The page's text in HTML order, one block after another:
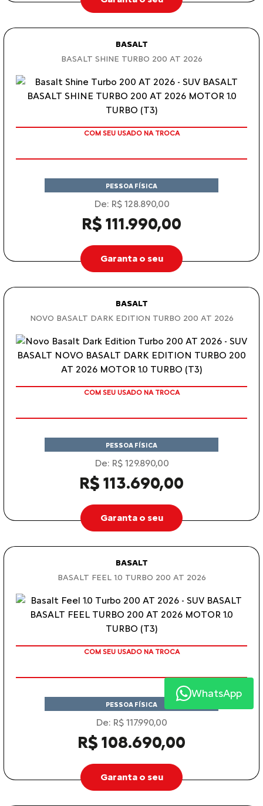
BASALT
BASALT SHINE TURBO 200 AT 2026
COM SEU USADO NA TROCA
PESSOA FÍSICA
De: R$ 128.890,00
R$ 111.990,00
Garanta o seu
BASALT
NOVO BASALT DARK EDITION TURBO 200 AT 2026
COM SEU USADO NA TROCA
PESSOA FÍSICA
De: R$ 129.890,00
R$ 113.690,00
Garanta o seu
BASALT
BASALT FEEL 1.0 TURBO 200 AT 2026
COM SEU USADO NA TROCA
PESSOA FÍSICA
De: R$ 117.990,00
R$ 108.690,00
Garanta o seu
WhatsApp